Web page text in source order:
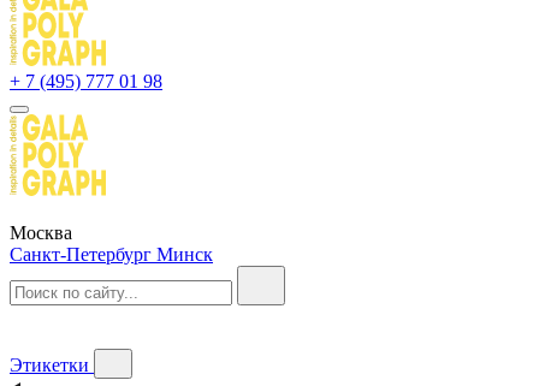
+ 7 (495) 777 01 98
Москва
Санкт-Петербург Минск
Этикетки